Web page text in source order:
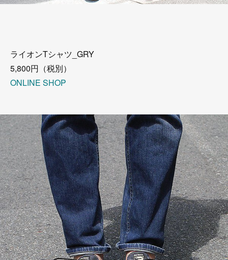
ライオンTシャツ_GRY
5,800円（税別）
ONLINE SHOP